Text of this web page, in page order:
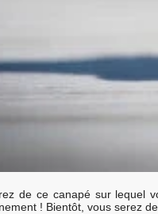
de ce canapé sur lequel
! Bientôt, vous serez